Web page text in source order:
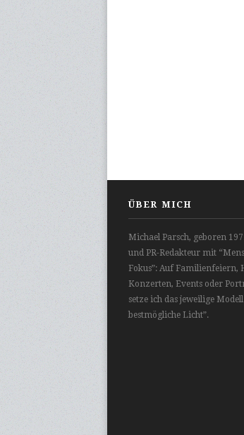
ÜBER MICH
Michael Parsch, geboren
und PR-Redakteur mit
Fokus”: Auf Familienfeiern,
Konzerten, Events oder
setze ich das jeweilige
bestmögliche Licht”.